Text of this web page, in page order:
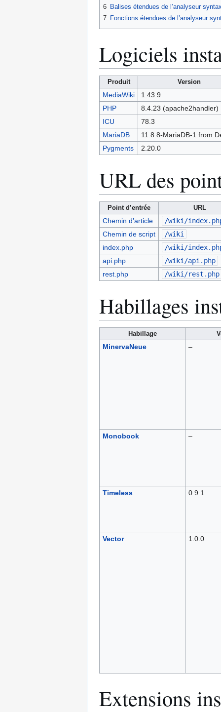
6 Balises étendues de l’analyseur
7 Fonctions étendues de l’analyseur
Logiciels
Produit Version
MediaWiki
1.43.9
PHP
8.4.23 (apache2handler)
ICU
78.3
MariaDB
11.8.8-MariaDB-1 from
Pygments
2.20.0
URL des
Point d’entrée URL
Chemin d’article
/wiki/
Chemin de script
/wiki
index.php
/wiki/
api.php
/wiki/api.php
rest.php
/wiki/rest.php
Habillages
Habillage
MinervaNeue –
Monobook –
Timeless 0.9.1
Vector 1.0.0
Extensions